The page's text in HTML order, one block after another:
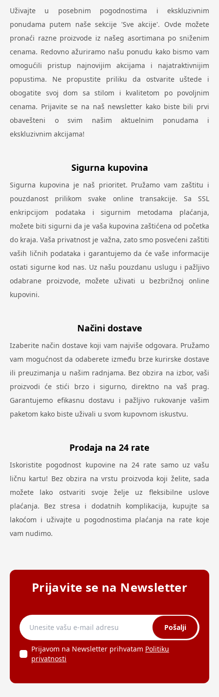
Uživajte u posebnim pogodnostima i ekskluzivnim
ponudama putem naše sekcije 'Sve akcije'. Ovde možete
pronaći razne proizvode iz našeg asortimana po sniženim
cenama. Redovno ažuriramo našu ponudu kako bismo vam
omogućili pristup najnovijim akcijama i najatraktivnijim
popustima. Ne propustite priliku da ostvarite uštede i
obogatite svoj dom sa stilom i kvalitetom po povoljnim
cenama. Prijavite se na naš newsletter kako biste bili prvi
obavešteni o svim našim aktuelnim ponudama i
ekskluzivnim akcijama!
Sigurna kupovina
Sigurna kupovina je naš prioritet. Pružamo vam zaštitu i
pouzdanost prilikom svake online transakcije. Sa SSL
enkripcijom podataka i sigurnim metodama plaćanja,
možete biti sigurni da je vaša kupovina zaštićena od početka
do kraja. Vaša privatnost je važna, zato smo posvećeni zaštiti
vaših ličnih podataka i garantujemo da će vaše informacije
ostati sigurne kod nas. Uz našu pouzdanu uslugu i pažljivo
odabrane proizvode, možete uživati u bezbrižnoj online
kupovini.
Načini dostave
Izaberite način dostave koji vam najviše odgovara. Pružamo
vam mogućnost da odaberete između brze kurirske dostave
ili preuzimanja u našim radnjama. Bez obzira na izbor, vaši
proizvodi će stići brzo i sigurno, direktno na vaš prag.
Garantujemo efikasnu dostavu i pažljivo rukovanje vašim
paketom kako biste uživali u svom kupovnom iskustvu.
Prodaja na 24 rate
Iskoristite pogodnost kupovine na 24 rate samo uz vašu
ličnu kartu! Bez obzira na vrstu proizvoda koji želite, sada
možete lako ostvariti svoje želje uz fleksibilne uslove
plaćanja. Bez stresa i dodatnih komplikacija, kupujte sa
lakoćom i uživajte u pogodnostima plaćanja na rate koje
vam nudimo.
Prijavite se na Newsletter
Pošalji
Prijavom na Newsletter prihvatam Politiku
privatnosti